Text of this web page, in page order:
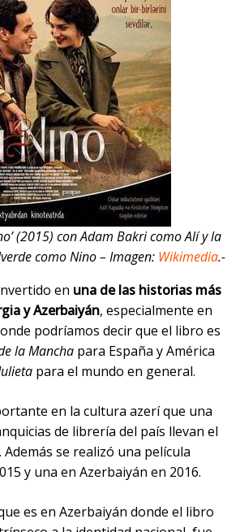
(2015) con Adam Bakri como Alí y la
como Nino – Imagen: Wikimedia.-
en una de las historias más
y Azerbaiyán, especialmente en
podríamos decir que el libro es
la Mancha para España y América
para el mundo en general.
en la cultura azerí que una
de librería del país llevan el
se realizó una película
y una en Azerbaiyán en 2016.
es en Azerbaiyán donde el libro